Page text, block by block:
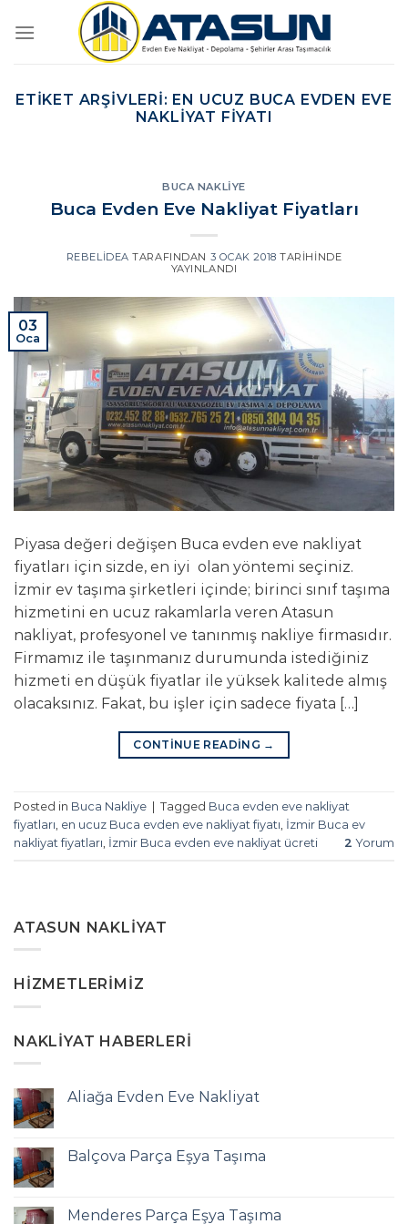
atla
ETIKET ARŞIVLERI: EN UCUZ BUCA EVDEN EVE
NAKLIYAT FIYATI
BUCA NAKLIYE
Buca Evden Eve Nakliyat Fiyatları
REBELIDEA TARAFINDAN 3 OCAK 2018 TARIHINDE
YAYINLANDI
03
Oca
Piyasa değeri değişen Buca evden eve nakliyat
fiyatları için sizde, en iyi olan yöntemi seçiniz.
İzmir ev taşıma şirketleri içinde; birinci sınıf taşıma
hizmetini en ucuz rakamlarla veren Atasun
nakliyat, profesyonel ve tanınmış nakliye firmasıdır.
Firmamız ile taşınmanız durumunda istediğiniz
hizmeti en düşük fiyatlar ile yüksek kalitede almış
olacaksınız. Fakat, bu işler için sadece fiyata […]
CONTINUE READING →
Posted in Buca Nakliye Tagged Buca evden eve nakliyat
fiyatları, en ucuz Buca evden eve nakliyat fiyatı, İzmir Buca ev
nakliyat fiyatları, İzmir Buca evden eve nakliyat ücreti 2 Yorum
ATASUN NAKLIYAT
HIZMETLERIMIZ
NAKLIYAT HABERLERI
Aliağa Evden Eve Nakliyat
Balçova Parça Eşya Taşıma
Menderes Parça Eşya Taşıma